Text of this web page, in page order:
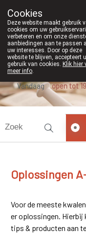
Vandaag open tot
Oplossingen
Voor de meeste
er oplossingen.
tips & producten aan
Cookies
Deze website maakt gebruik
cookies om uw
verbeteren en om onze
aanbiedingen aan te passen
uw interesses. Door op deze
website te blijven, accepteert
gebruik van cookies. Klik hier
meer info.